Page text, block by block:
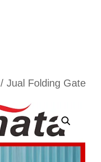
/ Jual Folding Gate